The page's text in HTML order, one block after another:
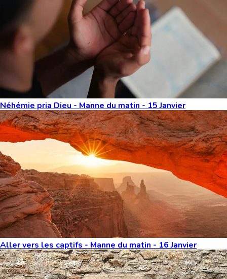
Néhémie pria Dieu - Manne du matin - 15 Janvier
Aller vers les captifs - Manne du matin - 16 Janvier